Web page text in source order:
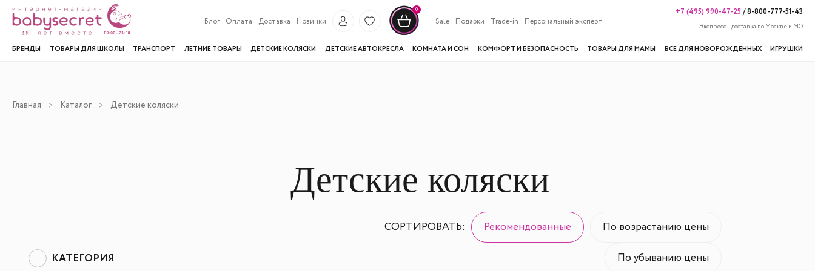
Блог Оплата Доставка Новинки
0
Sale Подарки Trade-in Персональный эксперт
+7 (495) 990-47-25/8-800-777-51-43
Экспресс - доставка по Москве и МО
БРЕНДЫ ТОВАРЫ ДЛЯ ШКОЛЫ ТРАНСПОРТ ЛЕТНИЕ ТОВАРЫ ДЕТСКИЕ КОЛЯСКИ ДЕТСКИЕ АВТОКРЕСЛА КОМНАТА И СОН КОМФОРТ И БЕЗОПАСНОСТЬ ТОВАРЫ ДЛЯ МАМЫ ВСЕ ДЛЯ НОВОРОЖДЕННЫХ ИГРУШКИ
Главная Каталог Детские коляски
КАТЕГОРИЯ
Детские коляски
СОРТИРОВАТЬ: Рекомендованные По возрастанию цены
По убыванию цены